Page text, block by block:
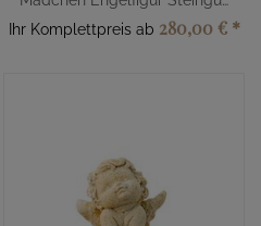
Ihr Komplettpreis ab 280,00 € *